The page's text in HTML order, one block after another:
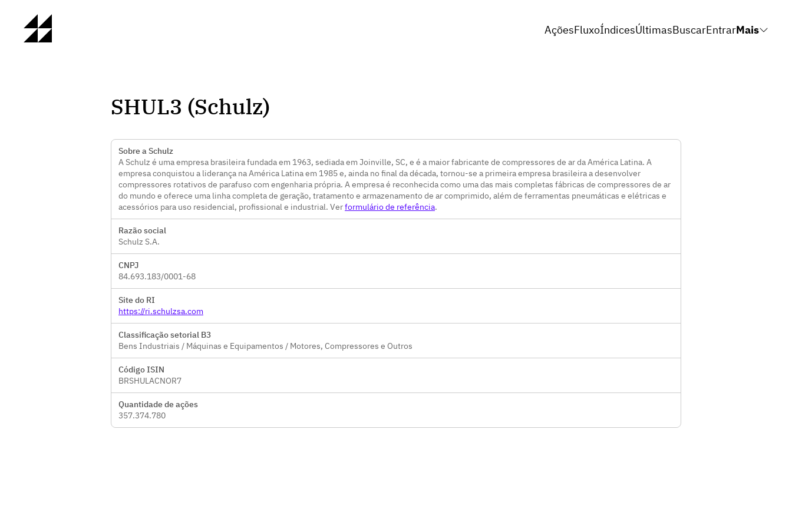
AçõesFluxoÍndicesÚltimasBuscarEntrarMais
SHUL3 (Schulz)
Sobre a Schulz
A Schulz é uma empresa brasileira fundada em 1963, sediada em Joinville, SC, e é a maior fabricante de compressores de ar da América Latina. A
empresa conquistou a liderança na América Latina em 1985 e, ainda no final da década, tornou-se a primeira empresa brasileira a desenvolver
compressores rotativos de parafuso com engenharia própria. A empresa é reconhecida como uma das mais completas fábricas de compressores de ar
do mundo e oferece uma linha completa de geração, tratamento e armazenamento de ar comprimido, além de ferramentas pneumáticas e elétricas e
acessórios para uso residencial, profissional e industrial. Verformulário de referência.
Razão social
Schulz S.A.
CNPJ
84.693.183/0001-68
Site do RI
https://ri.schulzsa.com
Classificação setorial B3
Bens Industriais / Máquinas e Equipamentos / Motores, Compressores e Outros
Código ISIN
BRSHULACNOR7
Quantidade de ações
357.374.780